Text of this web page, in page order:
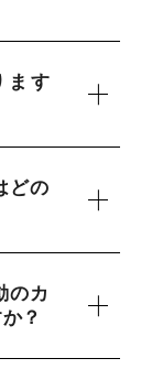
ます
どの
のカ
？